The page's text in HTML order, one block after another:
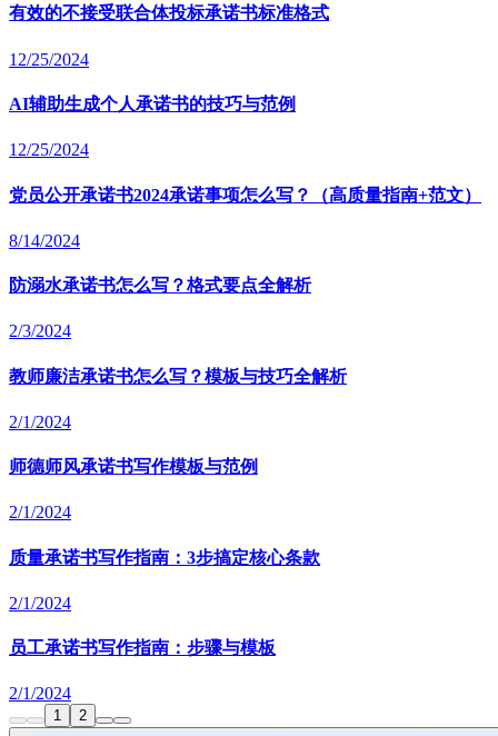
有效的不接受联合体投标承诺书标准格式
12/25/2024
AI辅助生成个人承诺书的技巧与范例
12/25/2024
党员公开承诺书2024承诺事项怎么写？（高质量指南+范文）
8/14/2024
防溺水承诺书怎么写？格式要点全解析
2/3/2024
教师廉洁承诺书怎么写？模板与技巧全解析
2/1/2024
师德师风承诺书写作模板与范例
2/1/2024
质量承诺书写作指南：3步搞定核心条款
2/1/2024
员工承诺书写作指南：步骤与模板
2/1/2024
1 2